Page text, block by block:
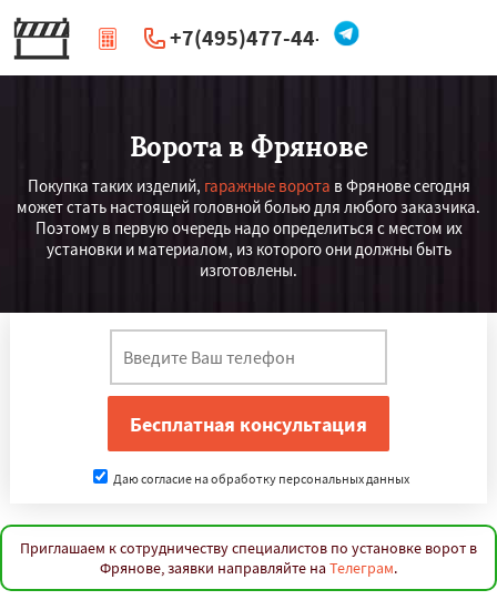
+7(495)477-44-66
| Перезвоните мне
Ворота в Фрянове
Покупка таких изделий, гаражные ворота в Фрянове сегодня
может стать настоящей головной болью для любого заказчика.
Поэтому в первую очередь надо определиться с местом их
установки и материалом, из которого они должны быть
изготовлены.
Даю согласие на обработку персональных данных
Приглашаем к сотрудничеству специалистов по установке ворот в
Фрянове, заявки направляйте на Телеграм.